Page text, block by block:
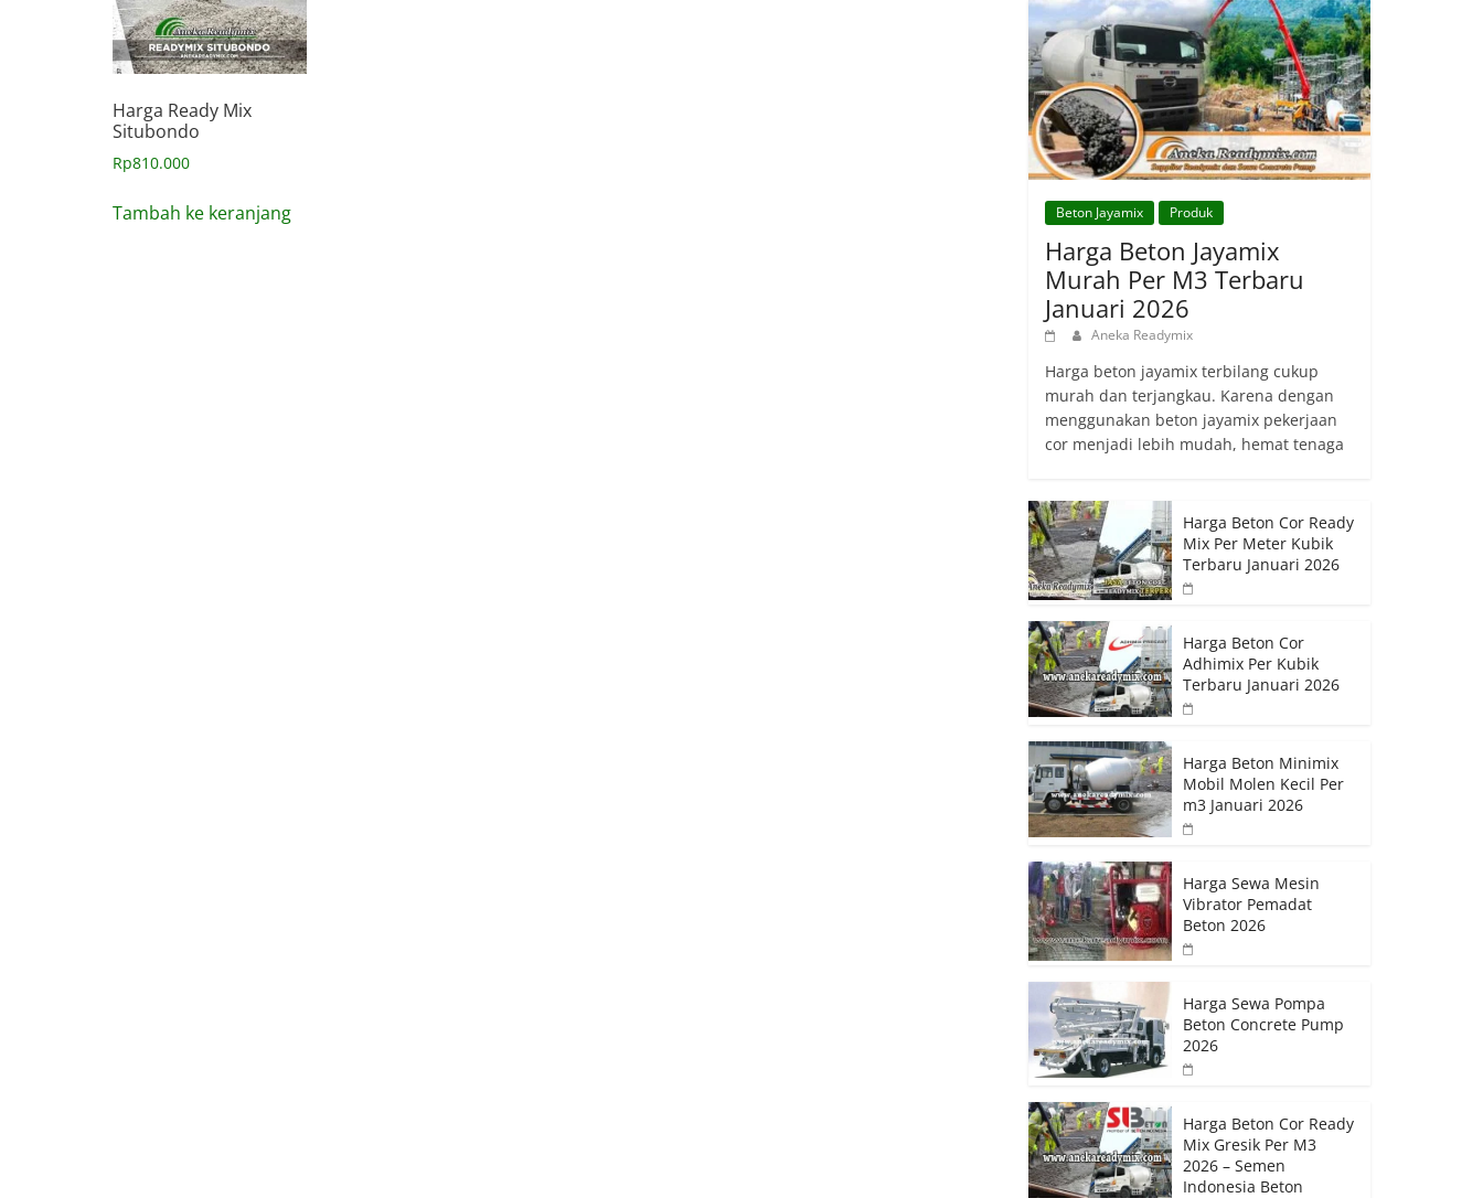
Harga Ready Mix
Situbondo
Rp810.000
Tambah ke keranjang Beton Jayamix Produk
Harga Beton Jayamix
Murah Per M3 Terbaru
Januari 2026
Aneka Readymix
Harga beton jayamix terbilang cukup
murah dan terjangkau. Karena dengan
menggunakan beton jayamix pekerjaan
cor menjadi lebih mudah, hemat tenaga
Harga Beton Cor Ready
Mix Per Meter Kubik
Terbaru Januari 2026
Harga Beton Cor
Adhimix Per Kubik
Terbaru Januari 2026
Harga Beton Minimix
Mobil Molen Kecil Per
m3 Januari 2026
Harga Sewa Mesin
Vibrator Pemadat
Beton 2026
Harga Sewa Pompa
Beton Concrete Pump
2026
Harga Beton Cor Ready
Mix Gresik Per M3
2026 – Semen
Indonesia Beton